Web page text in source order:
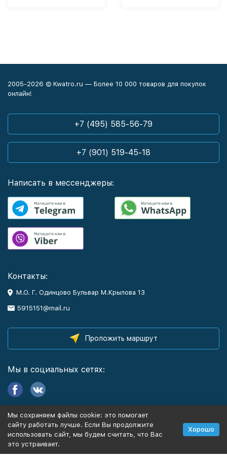
2005-2026 © Kwatro.ru — Более 10 000 товаров для покупок
онлайн!
+7 (495) 585-56-79
+7 (901) 519-45-18
Написать в мессенджеры:
Контакты:
М.О. Г. Одинцово Бульвар М.Крылова 13
5915151@mail.ru
Проложить маршрут
Мы в социальных сетях:
Информация
Политика персональных данных
Мы сохраняем файлы cookie: это помогает
сайту работать лучше. Если Вы продолжите
использовать сайт, мы будем считать, что Вас
это устраивает.
Хорошо